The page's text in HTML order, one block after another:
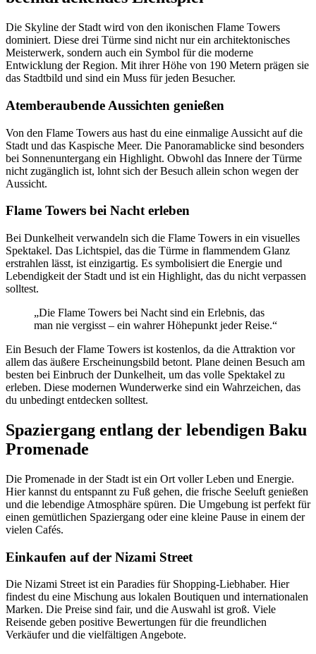
Die Skyline der Stadt wird von den ikonischen Flame Towers
dominiert. Diese drei Türme sind nicht nur ein architektonisches
Meisterwerk, sondern auch ein Symbol für die moderne
Entwicklung der Region. Mit ihrer Höhe von 190 Metern prägen sie
das Stadtbild und sind ein Muss für jeden Besucher.
Atemberaubende Aussichten genießen
Von den Flame Towers aus hast du eine einmalige Aussicht auf die
Stadt und das Kaspische Meer. Die Panoramablicke sind besonders
bei Sonnenuntergang ein Highlight. Obwohl das Innere der Türme
nicht zugänglich ist, lohnt sich der Besuch allein schon wegen der
Aussicht.
Flame Towers bei Nacht erleben
Bei Dunkelheit verwandeln sich die Flame Towers in ein visuelles
Spektakel. Das Lichtspiel, das die Türme in flammendem Glanz
erstrahlen lässt, ist einzigartig. Es symbolisiert die Energie und
Lebendigkeit der Stadt und ist ein Highlight, das du nicht verpassen
solltest.
„Die Flame Towers bei Nacht sind ein Erlebnis, das
man nie vergisst – ein wahrer Höhepunkt jeder Reise.“
Ein Besuch der Flame Towers ist kostenlos, da die Attraktion vor
allem das äußere Erscheinungsbild betont. Plane deinen Besuch am
besten bei Einbruch der Dunkelheit, um das volle Spektakel zu
erleben. Diese modernen Wunderwerke sind ein Wahrzeichen, das
du unbedingt entdecken solltest.
Spaziergang entlang der lebendigen Baku
Promenade
Die Promenade in der Stadt ist ein Ort voller Leben und Energie.
Hier kannst du entspannt zu Fuß gehen, die frische Seeluft genießen
und die lebendige Atmosphäre spüren. Die Umgebung ist perfekt für
einen gemütlichen Spaziergang oder eine kleine Pause in einem der
vielen Cafés.
Einkaufen auf der Nizami Street
Die Nizami Street ist ein Paradies für Shopping-Liebhaber. Hier
findest du eine Mischung aus lokalen Boutiquen und internationalen
Marken. Die Preise sind fair, und die Auswahl ist groß. Viele
Reisende geben positive Bewertungen für die freundlichen
Verkäufer und die vielfältigen Angebote.